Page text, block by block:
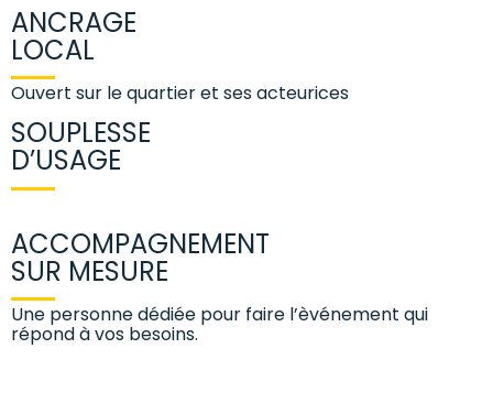
ANCRAGE
LOCAL
Ouvert sur le quartier et ses acteurices
SOUPLESSE
D’USAGE
ACCOMPAGNEMENT
SUR MESURE
Une personne dédiée pour faire l’èvénement qui
répond à vos besoins.